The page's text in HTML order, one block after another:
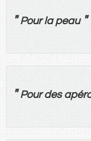
" Pour la peau "
" Pour des